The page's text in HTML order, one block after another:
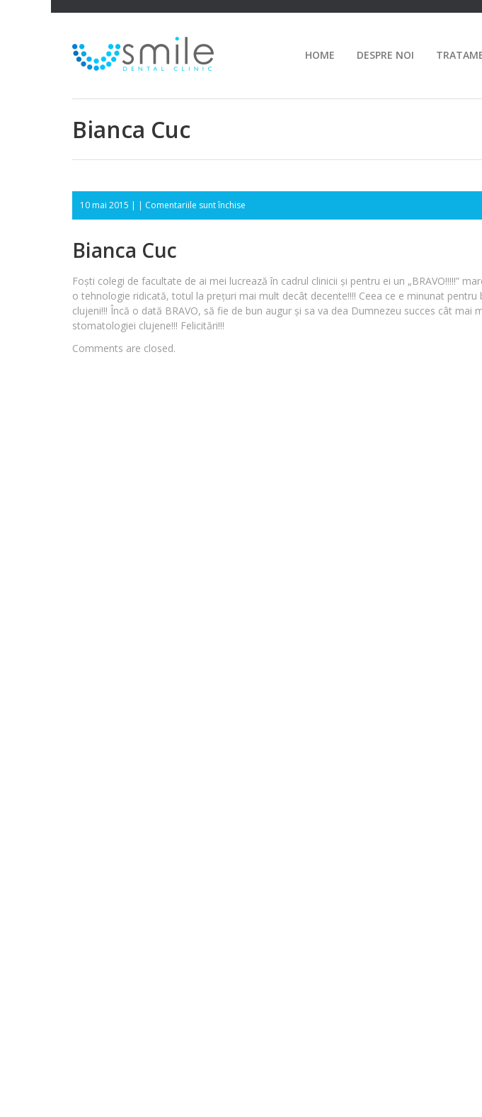
HOME DESPRE NOI
Bianca Cuc
10 mai 2015 | | Comentariile sunt închise
Bianca
Bianca Cuc
Foști colegi de facultate de ai mei lucrează în cadrul clinicii și pentru ei un „BRAVO!!!!!”
o tehnologie ridicată, totul la prețuri mai mult decât decente!!!! Ceea ce e minunat
clujeni!!! Încă o dată BRAVO, să fie de bun augur și sa va dea Dumnezeu succes cât mai
stomatologiei clujene!!! Felicitări!!!
Comments are closed.